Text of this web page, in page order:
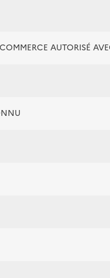
AUTORISÉ